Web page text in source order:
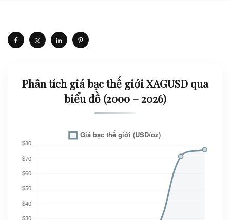
Phân tích giá bạc thế giới XAGUSD qua
biểu đồ (2000 – 2026)